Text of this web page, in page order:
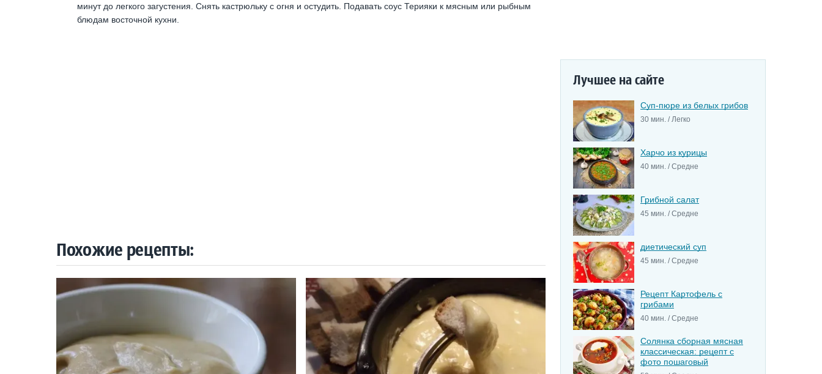
минут до легкого загустения. Снять кастрюльку с огня и остудить. Подавать соус Терияки к мясным или рыбным
блюдам восточной кухни.
Похожие рецепты:
Лучшее на сайте
Суп-пюре из белых грибов
30 мин. / Легко
Харчо из курицы
40 мин. / Средне
Грибной салат
45 мин. / Средне
диетический суп
45 мин. / Средне
Рецепт Картофель с
грибами
40 мин. / Средне
Солянка сборная мясная
классическая: рецепт с
фото пошаговый